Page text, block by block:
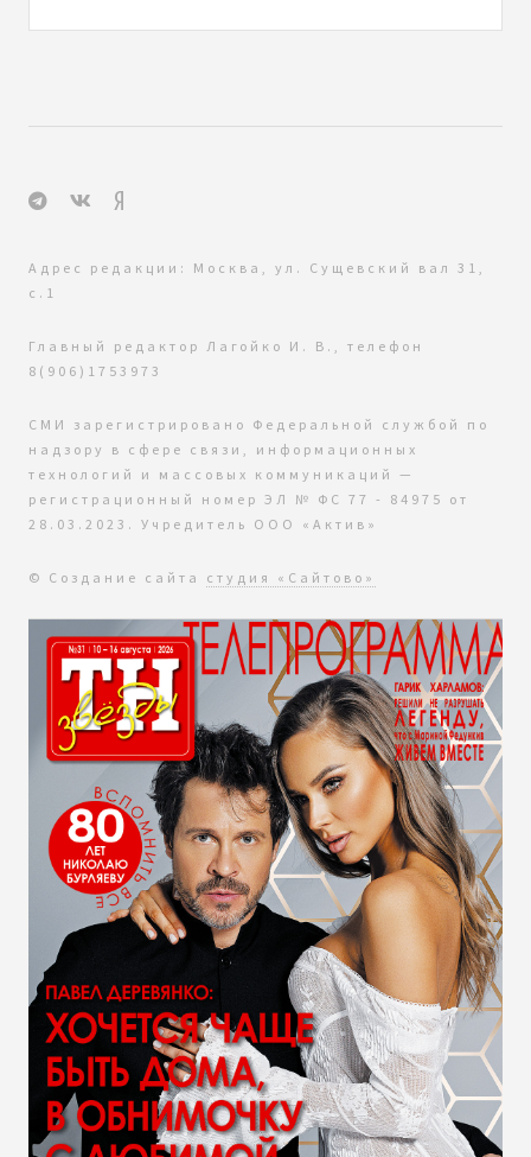
Адрес редакции: Москва, ул. Сущевский вал 31,
с.1
Главный редактор Лагойко И. В., телефон
8(906)1753973
СМИ зарегистрировано Федеральной службой по
надзору в сфере связи, информационных
технологий и массовых коммуникаций —
регистрационный номер ЭЛ № ФС 77 - 84975 от
28.03.2023. Учредитель ООО «Актив»
© Создание сайта студия «Сайтово»